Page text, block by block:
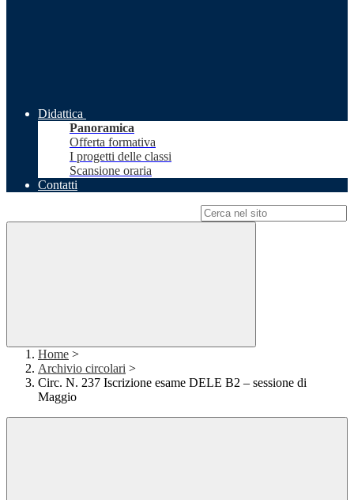
Didattica
Panoramica
Offerta formativa
I progetti delle classi
Scansione oraria
Contatti
Home >
Archivio circolari >
Circ. N. 237 Iscrizione esame DELE B2 – sessione di
Maggio